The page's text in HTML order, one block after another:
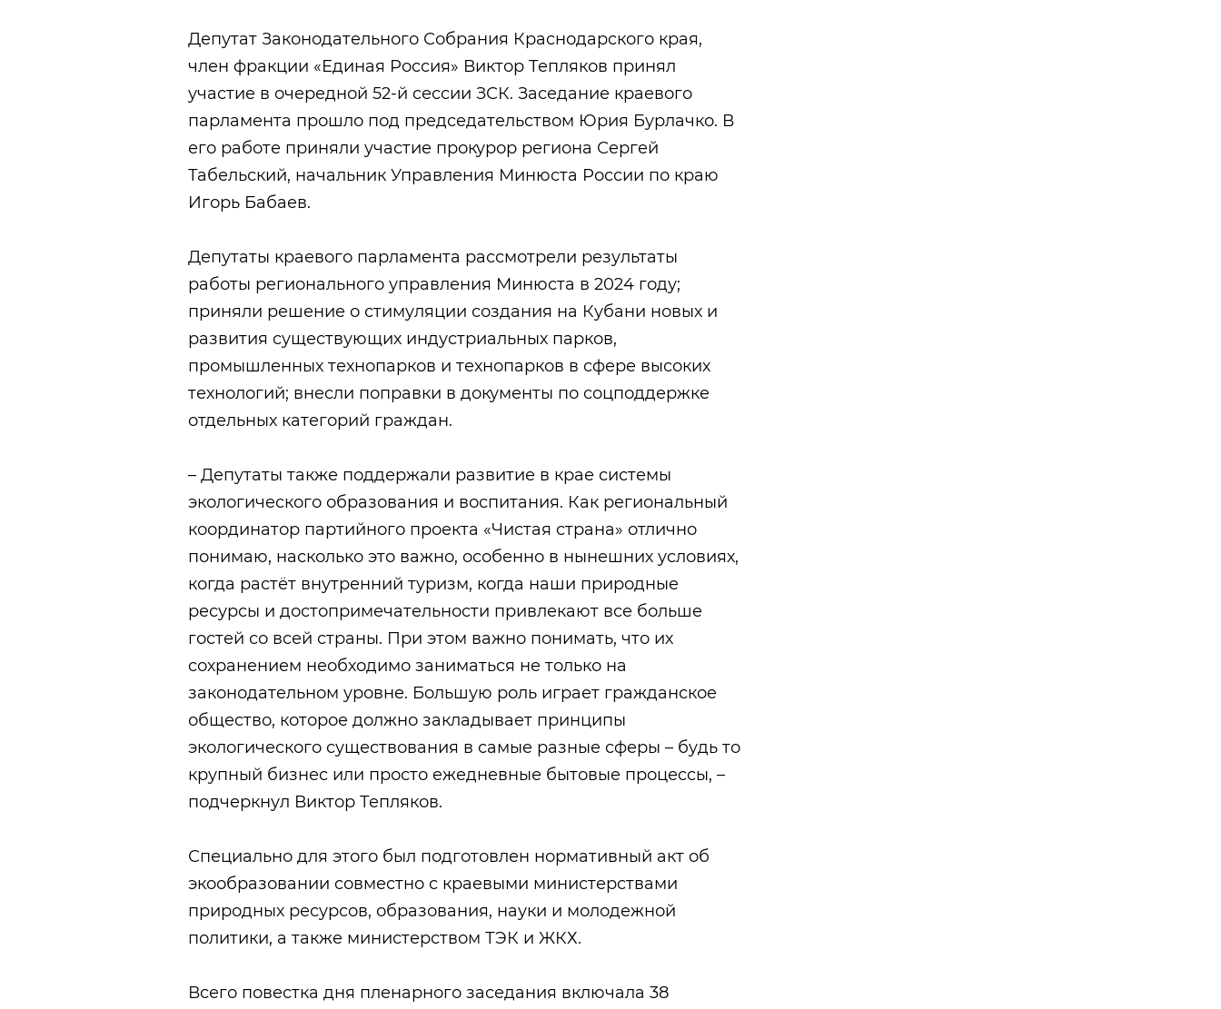
Депутат Законодательного Собрания Краснодарского края,
член фракции «Единая Россия» Виктор Тепляков принял
участие в очередной 52-й сессии ЗСК. Заседание краевого
парламента прошло под председательством Юрия Бурлачко. В
его работе приняли участие прокурор региона Сергей
Табельский, начальник Управления Минюста России по краю
Игорь Бабаев.
​Депутаты краевого парламента рассмотрели результаты
работы регионального управления Минюста в 2024 году;
приняли решение о стимуляции создания на Кубани новых и
развития существующих индустриальных парков,
промышленных технопарков и технопарков в сфере высоких
технологий; внесли поправки в документы по соцподдержке
отдельных категорий граждан.
​– Депутаты также поддержали развитие в крае системы
экологического образования и воспитания. Как региональный
координатор партийного проекта «Чистая страна» отлично
понимаю, насколько это важно, особенно в нынешних условиях,
когда растёт внутренний туризм, когда наши природные
ресурсы и достопримечательности привлекают все больше
гостей со всей страны. При этом важно понимать, что их
сохранением необходимо заниматься не только на
законодательном уровне. Большую роль играет гражданское
общество, которое должно закладывает принципы
экологического существования в самые разные сферы – будь то
крупный бизнес или просто ежедневные бытовые процессы, –
подчеркнул Виктор Тепляков.
​Специально для этого был подготовлен нормативный акт об
экообразовании совместно с краевыми министерствами
природных ресурсов, образования, науки и молодежной
политики, а также министерством ТЭК и ЖКХ.
​Всего повестка дня пленарного заседания включала 38